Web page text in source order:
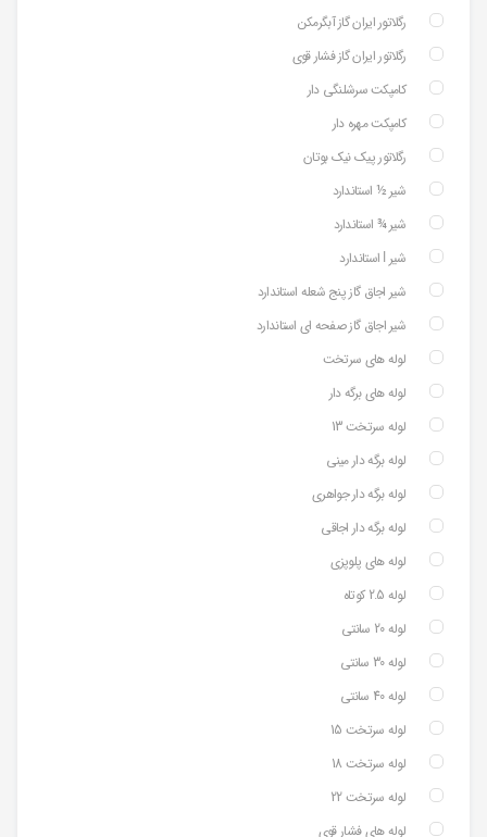
رگلاتور ایران گاز آبگرمکن
رگلاتور ایران گاز فشار قوی
کامپکت سرشلنگی دار
کامپکت مهره دار
رگلاتور پیک نیک بوتان
شیر ½ استاندارد
شیر ¾ استاندارد
شیر ⅼ استاندارد
شیر اجاق گاز پنج شعله استاندارد
شیر اجاق گاز صفحه ای استاندارد
لوله های سرتخت
لوله های برگه دار
لوله سرتخت 13
لوله برگه دار مینی
لوله برگه دار جواهری
لوله برگه دار اجاقی
لوله های پلوپزی
لوله 2.5 کوتاه
لوله 20 سانتی
لوله 30 سانتی
لوله 40 سانتی
لوله سرتخت 15
لوله سرتخت 18
لوله سرتخت 22
لوله های فشار قوی